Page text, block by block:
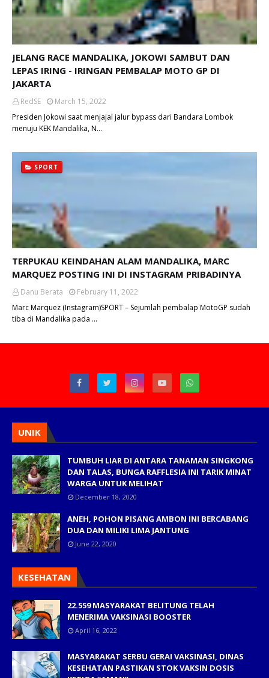
JELANG RACE MANDALIKA, JOKOWI SAMBUT DAN
LEPAS IRING - IRINGAN PEMBALAP MOTO GP DI
JAKARTA
RedSE
March 15, 2022
Presiden Jokowi saat menjajal jalur bypass dari Bandara Lombok
menuju KEK Mandalika, N…
SPORT
TERPUKAU KEINDAHAN ALAM MANDALIKA, MARC
MARQUEZ POSTING INI DI INSTAGRAM PRIBADINYA
Danu Berata
February 11, 2022
Marc Marquez (Instagram)SPORT – Sejumlah pembalap MotoGP sudah
tiba di Mandalika pada …
UNIK
TUMBUH LIAR DI ANTARA TANAMAN SINGKONG
DAN TALAS, BUNGA RAFFLESIA INI TARIK MINAT
WARGA UNTUK MELIHAT
December 18, 2020
ANEH, POHON PISANG AMBON INI BERCABANG
DUA DAN MILIKI LIMA JANTUNG
June 22, 2020
KESEHATAN
22.559 MASYARAKAT BELITUNG TELAH
MENERIMA VAKSINASI BOOSTER
April 16, 2022
MASYARAKAT SERBU GERAI VAKSINASI, DINAS
KESEHATAN PASTIKAN STOK VAKSIN DOSIS